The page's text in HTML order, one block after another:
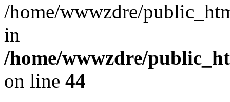
/home/wwwzdre/
in
/home/wwwzdre/
on line 44